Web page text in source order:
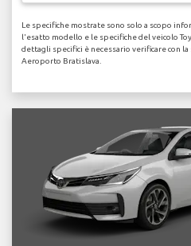
Le specifiche mostrate sono solo a scopo
l'esatto modello e le specifiche del veicolo
dettagli specifici è necessario verificare con
Aeroporto Bratislava.